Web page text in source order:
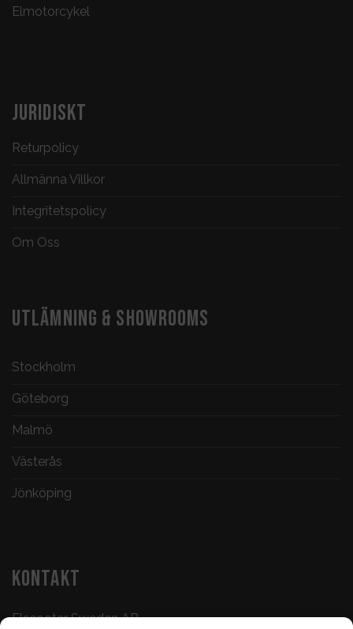
Elmotorcykel
JURIDISKT
Returpolicy
Allmänna Villkor
Integritetspolicy
Om Oss
UTLÄMNING & SHOWROOMS
Stockholm
Göteborg
Malmö
Västerås
Jönköping
KONTAKT
Elscooter Sweden AB